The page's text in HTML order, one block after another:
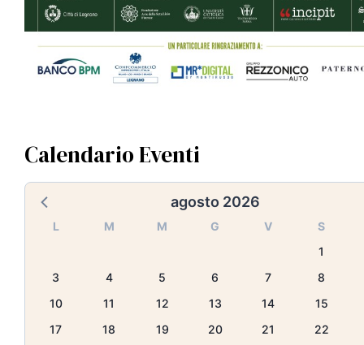
Calendario Eventi
agosto 2026
L M M G V
S
1
3
4 5 6 7
8
10
11 12 13 14
15
17
18 19 20 21
22